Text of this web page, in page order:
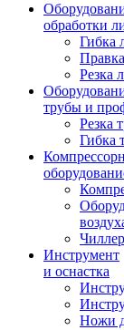
обработки
Гибка
Резка
трубы и
Резка
Гибка
Инструмент
и оснастка
Ножи